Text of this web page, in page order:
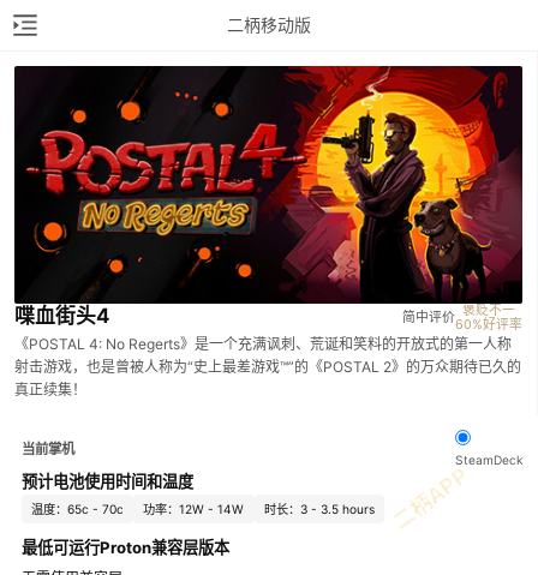
二柄移动版
喋血街头4 简中评价 褒贬不一
60%好评率
《POSTAL 4: No Regerts》是一个充满讽刺、荒诞和笑料的开放式的第一人称
射击游戏，也是曾被人称为“史上最差游戏™”的《POSTAL 2》的万众期待已久的
真正续集！
当前掌机
SteamDeck
预计电池使用时间和温度
温度：65c - 70c 功率：12W - 14W 时长：3 - 3.5 hours
最低可运行Proton兼容层版本